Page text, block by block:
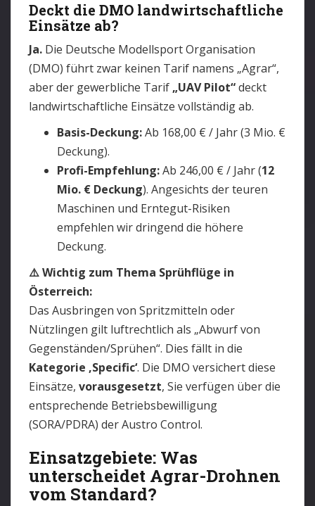
Deckt die DMO landwirtschaftliche
Einsätze ab?
Ja. Die Deutsche Modellsport Organisation
(DMO) führt zwar keinen Tarif namens „Agrar“,
aber der gewerbliche Tarif „UAV Pilot“deckt
landwirtschaftliche Einsätze vollständig ab.
Basis-Deckung:Ab 168,00 € / Jahr (3 Mio. €
Deckung).
Profi-Empfehlung:Ab 246,00 € / Jahr (12
Mio. € Deckung). Angesichts der teuren
Maschinen und Erntegut-Risiken
empfehlen wir dringend die höhere
Deckung.
⚠️ Wichtig zum Thema Sprühflüge in
Österreich:
Das Ausbringen von Spritzmitteln oder
Nützlingen gilt luftrechtlich als „Abwurf von
Gegenständen/Sprühen“. Dies fällt in die
Kategorie ‚Specific‘. Die DMO versichert diese
Einsätze, vorausgesetzt, Sie verfügen über die
entsprechende Betriebsbewilligung
(SORA/PDRA) der Austro Control.
Einsatzgebiete: Was
unterscheidet Agrar-Drohnen
vom Standard?